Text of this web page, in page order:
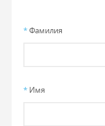
*Фамилия
* Имя